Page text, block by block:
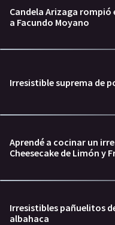
Candela Arizaga rompió
a Facundo Moyano
Irresistible suprema de
Aprendé a cocinar un
Cheesecake de Limón y
Irresistibles pañuelitos
albahaca